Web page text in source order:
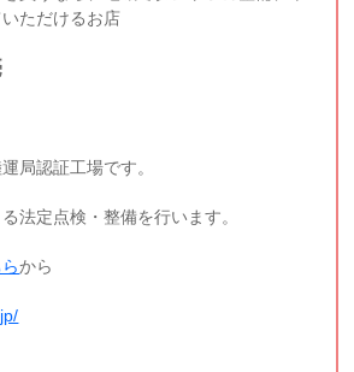
ただけるお店
局認証工場です。
法定点検・整備を行います。
らから